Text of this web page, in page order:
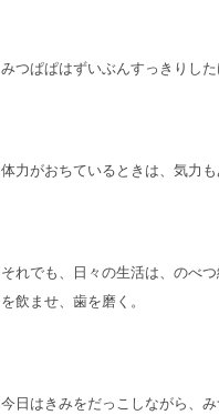
みつぱぱはずいぶんすっきりし
体力がおちているときは、気力も
それでも、日々の生活は、のべ
を飲ませ、歯を磨く。
今日はきみをだっこしながら、